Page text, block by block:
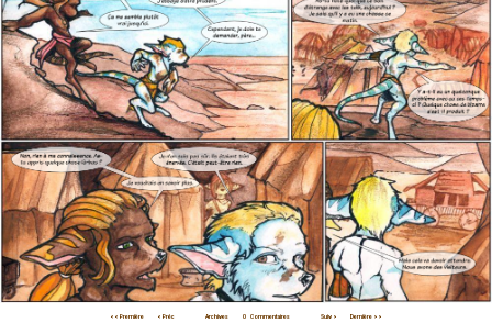
<< Première < Préc Archives 0 Commentaires Suiv > Dernière >>